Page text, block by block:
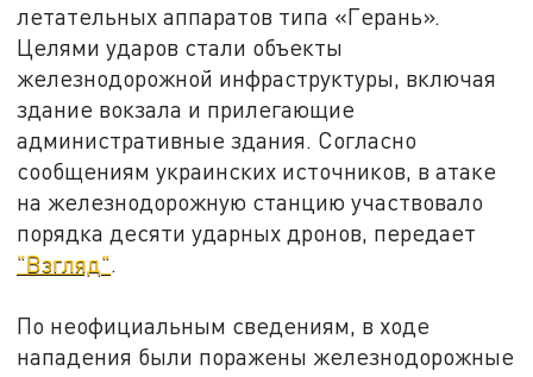
летательных аппаратов типа «Герань».
Целями ударов стали объекты
железнодорожной инфраструктуры, включая
здание вокзала и прилегающие
административные здания. Согласно
сообщениям украинских источников, в атаке
на железнодорожную станцию участвовало
порядка десяти ударных дронов, передает
"Взгляд".
По неофициальным сведениям, в ходе
нападения были поражены железнодорожные